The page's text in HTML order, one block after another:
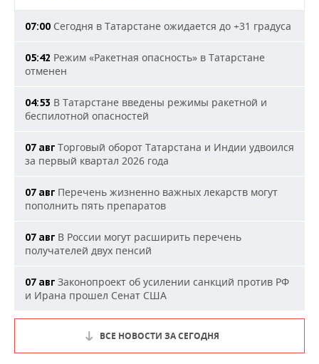
07:00 Сегодня в Татарстане ожидается до +31 градуса
05:42 Режим «Ракетная опасность» в Татарстане
отменен
04:53 В Татарстане введены режимы ракетной и
беспилотной опасностей
07 авг Торговый оборот Татарстана и Индии удвоился
за первый квартал 2026 года
07 авг Перечень жизненно важных лекарств могут
пополнить пять препаратов
07 авг В России могут расширить перечень
получателей двух пенсий
07 авг Законопроект об усилении санкций против РФ
и Ирана прошел Сенат США
ВСЕ НОВОСТИ ЗА СЕГОДНЯ